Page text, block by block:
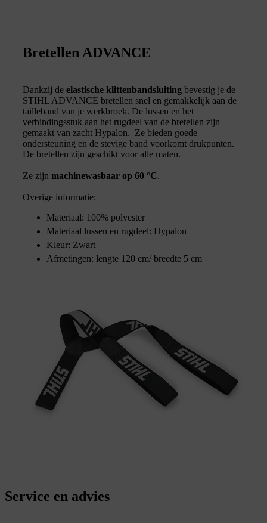
Bretellen ADVANCE
Dankzij de elastische klittenbandsluiting bevestig je de
STIHL ADVANCE bretellen snel en gemakkelijk aan de
tailleband van je werkbroek. De lussen en het
verbindingsstuk aan het rugdeel van de bretellen zijn
gemaakt van zacht Hypalon. Ze bieden goede
ondersteuning en de stevige band voorkomt drukpunten.
De bretellen zijn geschikt voor alle maten.
Ze zijn machinewasbaar op 60 °C.
Overige informatie:
Materiaal: 100% polyester
Materiaal lussen en rugdeel: Hypalon
Kleur: Zwart
Afmetingen: lengte 120 cm/ breedte 5 cm
Service en advies